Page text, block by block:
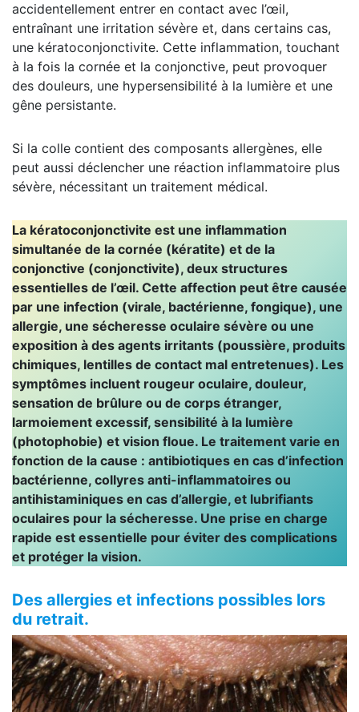
accidentellement entrer en contact avec l’œil,
entraînant une irritation sévère et, dans certains cas,
une kératoconjonctivite. Cette inflammation, touchant
à la fois la cornée et la conjonctive, peut provoquer
des douleurs, une hypersensibilité à la lumière et une
gêne persistante.
Si la colle contient des composants allergènes, elle
peut aussi déclencher une réaction inflammatoire plus
sévère, nécessitant un traitement médical.
La kératoconjonctivite est une inflammation
simultanée de la cornée (kératite) et de la
conjonctive (conjonctivite), deux structures
essentielles de l’œil. Cette affection peut être causée
par une infection (virale, bactérienne, fongique), une
allergie, une sécheresse oculaire sévère ou une
exposition à des agents irritants (poussière, produits
chimiques, lentilles de contact mal entretenues). Les
symptômes incluent rougeur oculaire, douleur,
sensation de brûlure ou de corps étranger,
larmoiement excessif, sensibilité à la lumière
(photophobie) et vision floue. Le traitement varie en
fonction de la cause : antibiotiques en cas d’infection
bactérienne, collyres anti-inflammatoires ou
antihistaminiques en cas d’allergie, et lubrifiants
oculaires pour la sécheresse. Une prise en charge
rapide est essentielle pour éviter des complications
et protéger la vision.
Des allergies et infections possibles lors
du retrait.